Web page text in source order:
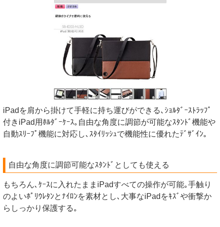
iPadを肩から掛けて手軽に持ち運びができる､ｼｮﾙﾀﾞｰｽﾄﾗｯﾌﾟ
付きiPad用ﾎﾙﾀﾞｰｹｰｽ｡自由な角度に調節が可能なｽﾀﾝﾄﾞ機能や
自動ｽﾘｰﾌﾟ機能に対応し､ｽﾀｲﾘｯｼｭで機能性に優れたﾃﾞｻﾞｲﾝ｡
自由な角度に調節可能なｽﾀﾝﾄﾞとしても使える
もちろん､ｹｰｽに入れたままiPadすべての操作が可能｡手触り
のよいﾎﾟﾘｳﾚﾀﾝとﾅｲﾛﾝを素材とし､大事なiPadをｷｽﾞや衝撃か
らしっかり保護する｡